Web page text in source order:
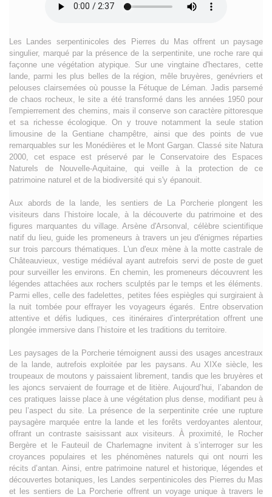
Les Landes serpentinicoles des Pierres du Mas offrent un paysage
singulier, marqué par la présence de la serpentinite, une roche rare qui
façonne une végétation atypique. Sur une vingtaine d'hectares, cette
lande, parmi les plus belles de la région, mêle bruyères, genévriers et
pelouses clairsemées où pousse la Fétuque de Léman. Jadis parsemé
de chaos rocheux, le site a été transformé dans les années 1950 pour
l'empierrement des chemins, mais il conserve son caractère pittoresque
et sa richesse écologique. On y trouve notamment la seule station
limousine de la Gentiane champêtre, ainsi que des points de vue
remarquables sur les Monédières et le Mont Gargan. Classé site Natura
2000, cet espace est préservé par le Conservatoire des Espaces
Naturels de Nouvelle-Aquitaine, qui veille à la protection de ce
patrimoine naturel et de la biodiversité qui s'y épanouit.
Aux abords de la lande, les sentiers de La Porcherie plongent les
visiteurs dans l’histoire locale, à la découverte du patrimoine et des
figures marquantes du village. Arsène d'Arsonval, célèbre scientifique
natif du lieu, guide les promeneurs à travers un jeu d'énigmes réparties
sur trois parcours thématiques. L'un d'eux mène à la motte castrale de
Châteauvieux, vestige médiéval ayant autrefois servi de poste de guet
pour surveiller les environs. En chemin, les promeneurs découvrent les
légendes attachées aux rochers sculptés par le temps et les éléments.
Parmi elles, celle des fadelettes, petites fées espiègles qui surgiraient à
la nuit tombée pour effrayer les voyageurs égarés. Entre observation
attentive et défis ludiques, ces itinéraires d’interprétation offrent une
plongée immersive dans l’histoire et les traditions du territoire.
Les paysages de la Porcherie témoignent aussi des usages ancestraux
de la lande, autrefois exploitée par les paysans. Au XIXe siècle, les
troupeaux de moutons y paissaient librement, tandis que les bruyères et
les ajoncs servaient de fourrage et de litière. Aujourd’hui, l’abandon de
ces pratiques laisse place à une végétation plus dense, modifiant peu à
peu l’aspect du site. La présence de la serpentinite crée une rupture
paysagère marquée entre la lande et les forêts verdoyantes alentour,
offrant un contraste saisissant aux visiteurs. À proximité, le Rocher
Bergère et le Fauteuil de Charlemagne invitent à s’interroger sur les
croyances populaires et les phénomènes naturels qui ont nourri les
récits d’antan. Ainsi, entre patrimoine naturel et historique, légendes et
découvertes botaniques, les Landes serpentinicoles des Pierres du Mas
et les sentiers de La Porcherie offrent un voyage unique à travers le